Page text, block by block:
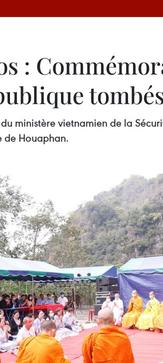
:
ministère vietnamien de la
de Houaphan.